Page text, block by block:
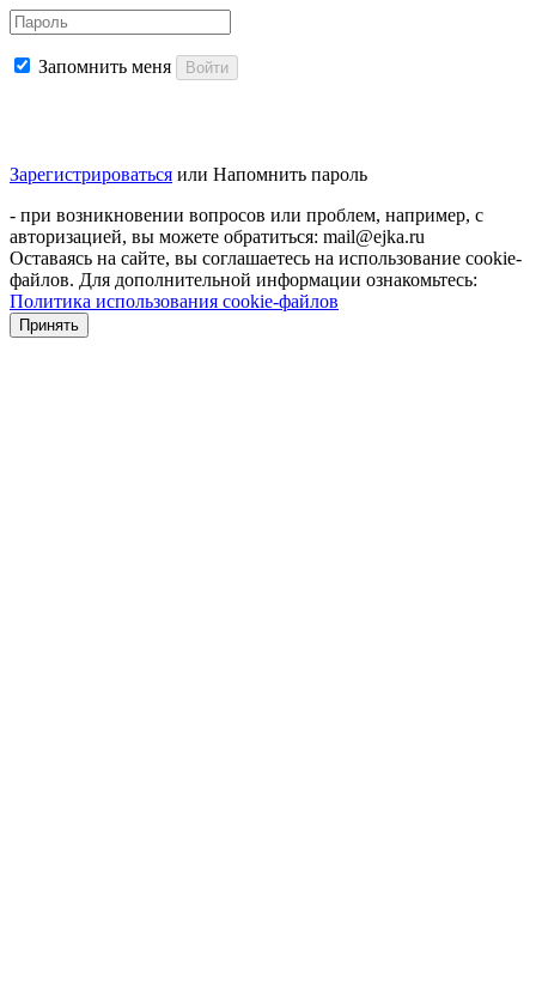
Запомнить меня Войти
Зарегистрироваться или Напомнить пароль
- при возникновении вопросов или проблем, например, с
авторизацией, вы можете обратиться: mail@ejka.ru
Оставаясь на сайте, вы соглашаетесь на использование cookie-
файлов. Для дополнительной информации ознакомьтесь:
Политика использования cookie-файлов
Принять